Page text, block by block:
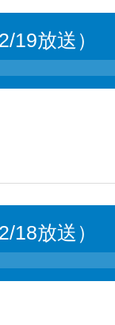
放送）
放送）